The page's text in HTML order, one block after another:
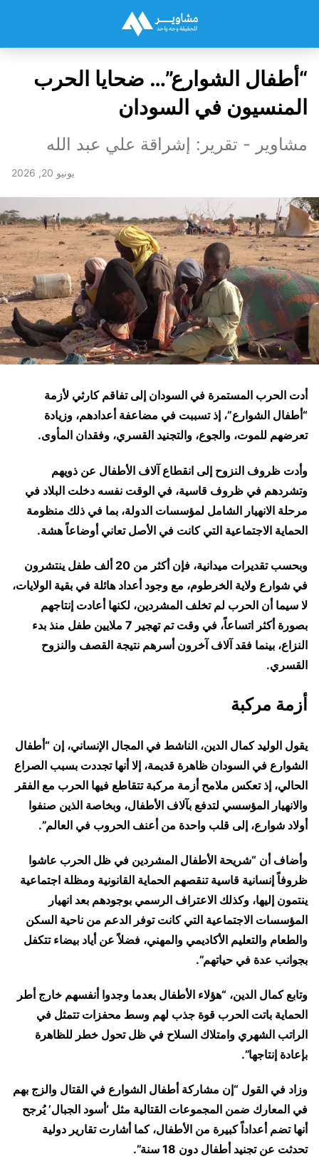
“أطفال الشوارع”… ضحايا الحرب
المنسيون في السودان
مشاوير - تقرير: إشراقة علي عبد الله
يونيو 20, 2026
أدت الحرب المستمرة في السودان إلى تفاقم كارثي لأزمة
“أطفال الشوارع”، إذ تسببت في مضاعفة أعدادهم، وزيادة
تعرضهم للموت، والجوع، والتجنيد القسري، وفقدان المأوى.
وأدت ظروف النزوح إلى انقطاع آلاف الأطفال عن ذويهم
وتشردهم في ظروف قاسية، في الوقت نفسه دخلت البلاد في
مرحلة الانهيار الشامل لمؤسسات الدولة، بما في ذلك منظومة
الحماية الاجتماعية التي كانت في الأصل تعاني أوضاعاً هشة.
وبحسب تقديرات ميدانية، فإن أكثر من 20 ألف طفل ينتشرون
في شوارع ولاية الخرطوم، مع وجود أعداد هائلة في بقية الولايات،
لا سيما أن الحرب لم تخلف المشردين، لكنها أعادت إنتاجهم
بصورة أكثر اتساعاً، في وقت تم تهجير 7 ملايين طفل منذ بدء
النزاع، بينما فقد آلاف آخرون أسرهم نتيجة القصف والنزوح
القسري.
أزمة مركبة
يقول الوليد كمال الدين، الناشط في المجال الإنساني، إن “أطفال
الشوارع في السودان ظاهرة قديمة، إلا أنها تجددت بسبب الصراع
الحالي، إذ تعكس ملامح أزمة مركبة تتقاطع فيها الحرب مع الفقر
والانهيار المؤسسي لتدفع بآلاف الأطفال، وبخاصة الذين صنفوا
أولاد شوارع، إلى قلب واحدة من أعنف الحروب في العالم”.
وأضاف أن “شريحة الأطفال المشردين في ظل الحرب عاشوا
ظروفاً إنسانية قاسية تنقصهم الحماية القانونية ومظلة اجتماعية
ينتمون إليها، وكذلك الاعتراف الرسمي بوجودهم بعد انهيار
المؤسسات الاجتماعية التي كانت توفر الدعم من ناحية السكن
والطعام والتعليم الأكاديمي والمهني، فضلاً عن أياد بيضاء تتكفل
بجوانب عدة في حياتهم”.
وتابع كمال الدين، “هؤلاء الأطفال بعدما وجدوا أنفسهم خارج أطر
الحماية باتت الحرب قوة جذب لهم وسط محفزات تتمثل في
الراتب الشهري وامتلاك السلاح في ظل تحول خطر للظاهرة
بإعادة إنتاجها”.
وزاد في القول “إن مشاركة أطفال الشوارع في القتال والزج بهم
في المعارك ضمن المجموعات القتالية مثل ‘أسود الجبال’ يُرجح
أنها تضم أعداداً كبيرة من الأطفال، كما أشارت تقارير دولية
تحدثت عن تجنيد أطفال دون 18 سنة”.